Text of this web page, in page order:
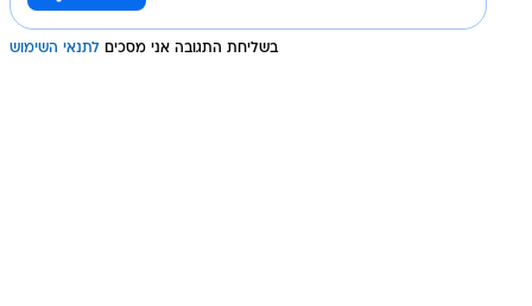
בשליחת התגובה אני מסכים לתנאי השימוש